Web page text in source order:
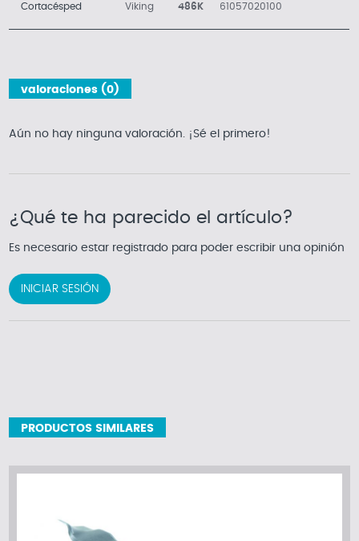
Cortacésped Viking 486K 61057020100
valoraciones (0)
Aún no hay ninguna valoración. ¡Sé el primero!
¿Qué te ha parecido el artículo?
Es necesario estar registrado para poder escribir una opinión
INICIAR SESIÓN
PRODUCTOS SIMILARES